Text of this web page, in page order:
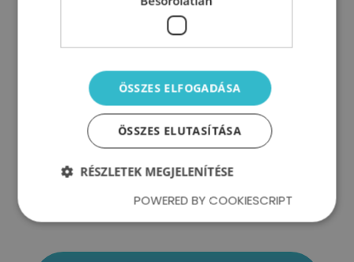
CSATLAKOZZ TE IS AZ ORSZÁG
EGYETLEN
VEZETÉSPSZICHOLÓGIAI
AKADÉMIÁJÁHOZ!
TeamGuide Vezetői Akadémia
Kaszás Péterrel
ÖSSZES ELFOGADÁSA
ÖSSZES ELUTASÍTÁSA
RÉSZLETEK MEGJELENÍTÉSE
POWERED BY COOKIESCRIPT